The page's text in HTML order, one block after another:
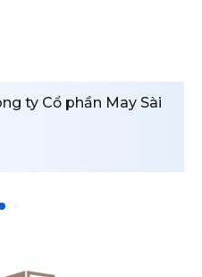
ty Cổ phần May Sài